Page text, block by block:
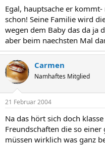
Egal, hauptsache er
schon! Seine Familie wird
wegen dem Baby das da ja
aber beim naechsten Mal
Carmen
Namhaftes Mitglied
21 Februar 2004
Na das hört sich doch
Freundschaften die so
müssen wirklich was ganz